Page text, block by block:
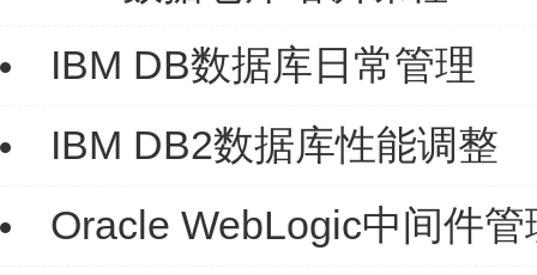
IBM DB数据库日常管理
IBM DB2数据库性能调整
Oracle WebLogic中间件